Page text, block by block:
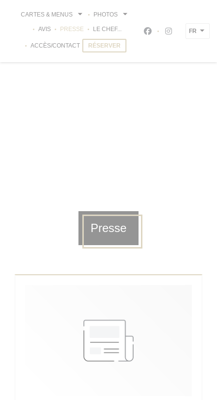
CARTES & MENUS PHOTOS
AVIS PRESSE LE CHEF...
ACCÈS/CONTACT RÉSERVER
Facebook ((ouvre
Instagram
FR
Presse